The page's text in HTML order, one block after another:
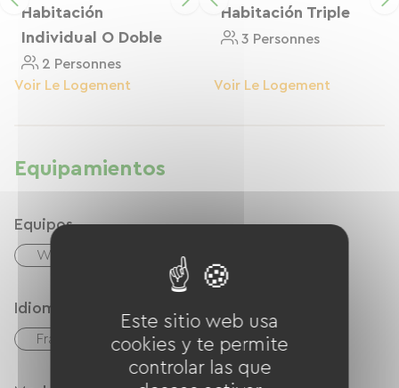
lugar ideal para disfrutar de un ambiente cálido
y típicamente occitano.
Habitación
Individual O Doble
2 Personnes
Voir Le Logement
Habitación Triple
3 Personnes
Voir Le Logement
Equipamientos
Equipos
Wifi gratuito
Idiomas
Français Inglés Español
Este sitio web usa
cookies y te permite
controlar las que